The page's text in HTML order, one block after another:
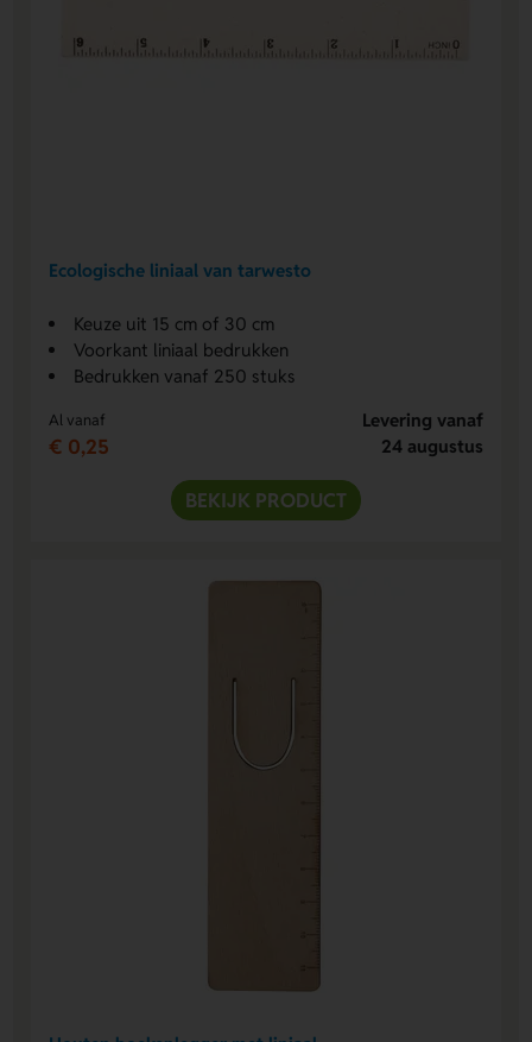
Ecologische liniaal van tarwesto
Keuze uit 15 cm of 30 cm
Voorkant liniaal bedrukken
Bedrukken vanaf 250 stuks
Al vanaf
€ 0,25
Levering vanaf
24 augustus
BEKIJK PRODUCT